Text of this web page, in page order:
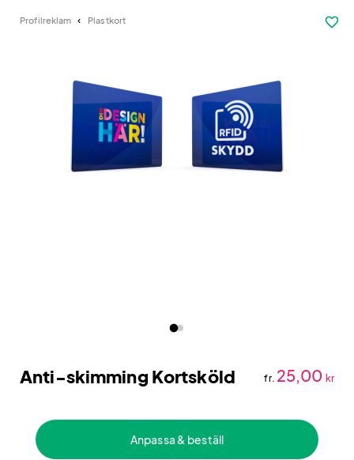
Profilreklam Plastkort favorite_border
Anti-skimming Kortsköld fr. 25,00 kr
Anpassa & beställ